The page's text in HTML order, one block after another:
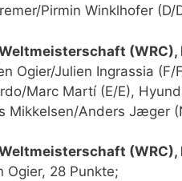
Pirmin Winklhofer
Ogier/Julien Ingrassia
Marc Martí (E/E),
Mikkelsen/Anders Jæger
Ogier, 28 Punkte;